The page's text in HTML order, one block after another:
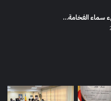
سماء الفخامة…